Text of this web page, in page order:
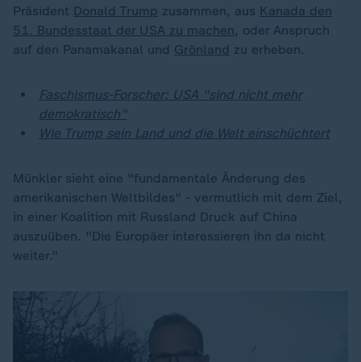
Präsident Donald Trump zusammen, aus Kanada den
51. Bundesstaat der USA zu machen, oder Anspruch
auf den Panamakanal und Grönland zu erheben.
Faschismus-Forscher: USA "sind nicht mehr
demokratisch"
Wie Trump sein Land und die Welt einschüchtert
Münkler sieht eine "fundamentale Änderung des
amerikanischen Weltbildes" - vermutlich mit dem Ziel,
in einer Koalition mit Russland Druck auf China
auszuüben. "Die Europäer interessieren ihn da nicht
weiter."